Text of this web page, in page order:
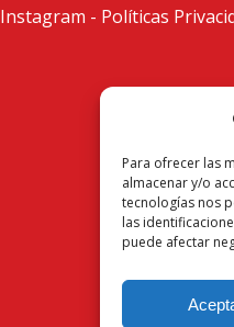
Para ofrecer las
almacenar y/o
tecnologías nos
las
puede afectar
Instagram - Políticas